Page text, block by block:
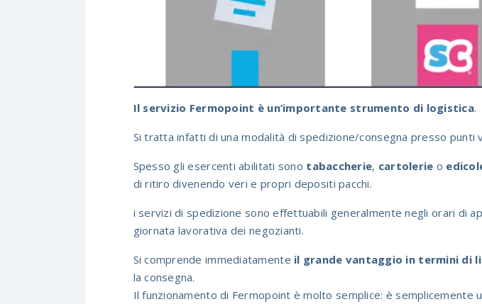
Il servizio Fermopoint è un’importante strumento di logistica.
Si tratta infatti di una modalità di spedizione/consegna presso punti
Spesso gli esercenti abilitati sono tabaccherie, cartolerie o
di ritiro divenendo veri e propri depositi pacchi.
i servizi di spedizione sono effettuabili generalmente negli orari di
giornata lavorativa dei negozianti.
Si comprende immediatamente il grande vantaggio in termini di
la consegna.
Il funzionamento di Fermopoint è molto semplice: è